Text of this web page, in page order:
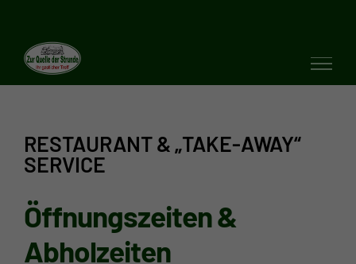
springen
RESTAURANT & „TAKE-AWAY“
SERVICE
Öffnungszeiten &
Abholzeiten